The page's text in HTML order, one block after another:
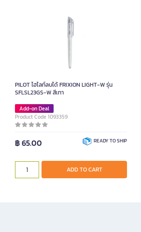
PILOT ไฮไลท์ลบได้ FRIXION LIGHT-W รุ่น
SFLSL23GS-W สีเทา
Add-on Deal
Product Code 1093359
฿ 65.00 READY TO SHIP
ADD TO CART